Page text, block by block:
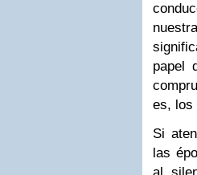
papel
es, los
Si
las